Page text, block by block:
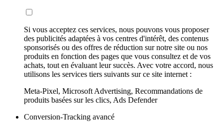
Si vous acceptez ces services, nous pouvons vous proposer
des publicités adaptées à vos centres d'intérêt, des contenus
sponsorisés ou des offres de réduction sur notre site ou nos
produits en fonction des pages que vous consultez et de vos
achats, tout en évaluant leur succès. Avec votre accord, nous
utilisons les services tiers suivants sur ce site internet :
Meta-Pixel, Microsoft Advertising, Recommandations de
produits basées sur les clics, Ads Defender
Conversion-Tracking avancé